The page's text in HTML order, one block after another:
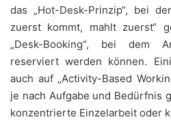
das „Hot-Desk-Prinzip“, bei
zuerst kommt, mahlt zuerst“
„Desk-Booking“, bei dem
reserviert werden können.
auch auf „Activity-Based
je nach Aufgabe und Bedürfnis
konzentrierte Einzelarbeit oder